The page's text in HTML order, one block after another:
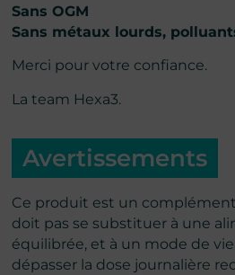
Sans OGM
Sans métaux lourds,
Merci pour votre confiance.
La team Hexa3.
Avertissements
Ce produit est un
doit pas se substituer à une
équilibrée, et à un mode de vie
dépasser la dose journalière